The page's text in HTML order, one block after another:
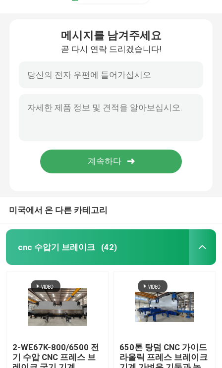
Highmast와 monopole 솔기 용접 기계
테이퍼 절단기
기계를 형성하는 난간 목록
샷 가공 기계
메시지를 남겨주세요
곧 다시 연락 드리겠습니다!
미국에서 온 다른 카테고리
cnc 수압기 브레이크 (42)
2-WE67K-800/6500 전
기 수압 CNC 프레스 브
650톤 탕덤 CNC 가이드
라울릭 프레스 브레이크